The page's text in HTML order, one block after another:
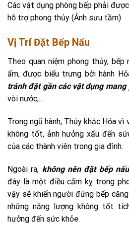
Các vật dụng phòng bếp phải
hỗ trợ phong thủy (Ảnh sưu tầm)
Vị Trí Đặt Bếp Nấu
Theo quan niệm phong thủy,
ấm, được biểu trưng bởi hành
tránh đặt gần các vật dụng mang
vòi nước,…
Trong ngũ hành, Thủy khắc Hỏa
không tốt, ảnh hưởng xấu đến
của các thành viên trong gia đình.
Ngoài ra, không nên đặt bếp
đây là một điều cấm kỵ trong
vậy sẽ khiến người đứng bếp
những năng lượng không tốt
hưởng đến sức khỏe.